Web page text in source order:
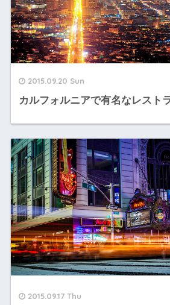
2015.09.20 Sun
カルフォルニアで有名なレスト
2015.09.17 Thu